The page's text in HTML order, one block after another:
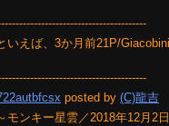
いえば、3か月前21P/
posted by (C)龍吉
モンキー星雲／2018年12月